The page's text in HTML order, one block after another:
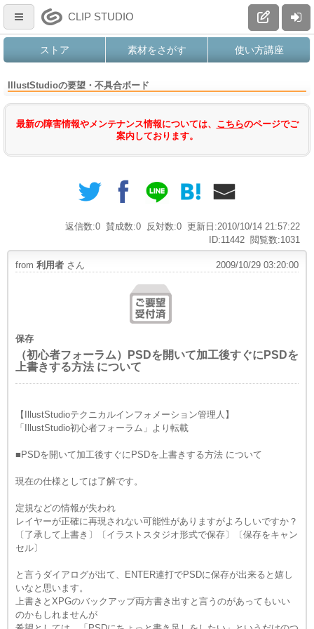
CLIP STUDIO
ストア 素材をさがす 使い方講座
IllustStudioの要望・不具合ボード
最新の障害情報やメンテナンス情報については、 こちらのページでご
案内しております。
更新日:2010/10/14 21:57:22
反対数:0
賛成数:0
返信数:0
閲覧数:1031
ID:11442
from 利用者 さん 2009/10/29 03:20:00
保存
（初心者フォーラム）PSDを開いて加工後すぐにPSDを
上書きする方法 について
【IllustStudioテクニカルインフォメーション管理人】
「IllustStudio初心者フォーラム」より転載
■PSDを開いて加工後すぐにPSDを上書きする方法 について
現在の仕様としては了解です。
定規などの情報が失われ
レイヤーが正確に再現されない可能性がありますがよろしいですか？
〔了承して上書き〕〔イラストスタジオ形式で保存〕〔保存をキャン
セル〕
と言うダイアログが出て、ENTER連打でPSDに保存が出来ると嬉し
いなと思います。
上書きとXPGのバックアップ両方書き出すと言うのがあってもいい
のかもしれませんが